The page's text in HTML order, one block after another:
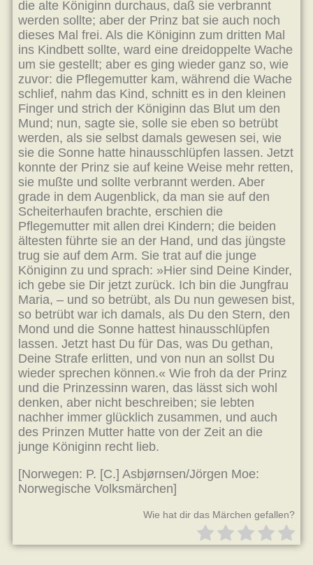
die alte Königinn durchaus, daß sie verbrannt
werden sollte; aber der Prinz bat sie auch noch
dieses Mal frei. Als die Königinn zum dritten Mal
ins Kindbett sollte, ward eine dreidoppelte Wache
um sie gestellt; aber es ging wieder ganz so, wie
zuvor: die Pflegemutter kam, während die Wache
schlief, nahm das Kind, schnitt es in den kleinen
Finger und strich der Königinn das Blut um den
Mund; nun, sagte sie, solle sie eben so betrübt
werden, als sie selbst damals gewesen sei, wie
sie die Sonne hatte hinausschlüpfen lassen. Jetzt
konnte der Prinz sie auf keine Weise mehr retten,
sie mußte und sollte verbrannt werden. Aber
grade in dem Augenblick, da man sie auf den
Scheiterhaufen brachte, erschien die
Pflegemutter mit allen drei Kindern; die beiden
ältesten führte sie an der Hand, und das jüngste
trug sie auf dem Arm. Sie trat auf die junge
Königinn zu und sprach: »Hier sind Deine Kinder,
ich gebe sie Dir jetzt zurück. Ich bin die Jungfrau
Maria, – und so betrübt, als Du nun gewesen bist,
so betrübt war ich damals, als Du den Stern, den
Mond und die Sonne hattest hinausschlüpfen
lassen. Jetzt hast Du für Das, was Du gethan,
Deine Strafe erlitten, und von nun an sollst Du
wieder sprechen können.« Wie froh da der Prinz
und die Prinzessinn waren, das lässt sich wohl
denken, aber nicht beschreiben; sie lebten
nachher immer glücklich zusammen, und auch
des Prinzen Mutter hatte von der Zeit an die
junge Königinn recht lieb.
[Norwegen: P. [C.] Asbjørnsen/Jörgen Moe:
Norwegische Volksmärchen]
Wie hat dir das Märchen gefallen?